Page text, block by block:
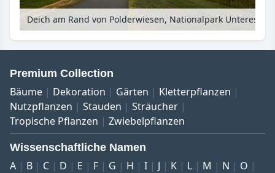
Premium Collection
Bäume Dekoration Gärten
Kletterpflanzen
Nutzpflanzen
Stauden
Sträucher
Tropische Pflanzen
Zwiebelpflanzen
Wissenschaftliche Namen
A B C D E F G H I J K L M N
O